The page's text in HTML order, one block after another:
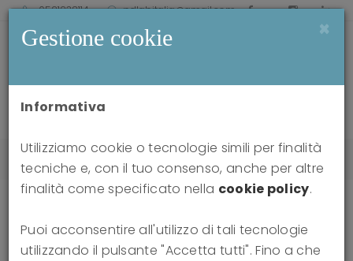
0521238114 pdlabitalia@gmail.com
Home news Training TFP 2017-2018
Training TFP 2017-2018
Gestione cookie ×
Informativa
Utilizziamo cookie o tecnologie simili per finalità
tecniche e, con il tuo consenso, anche per altre
finalità come specificato nella cookie policy.
Puoi acconsentire all'utilizzo di tali tecnologie
utilizzando il pulsante "Accetta tutti". Fino a che